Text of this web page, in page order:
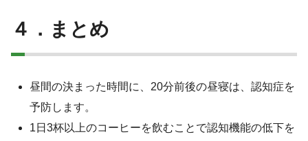
４．まとめ
昼間の決まった時間に、20分前後の昼寝は、認知症を
予防します。
1日3杯以上のコーヒーを飲むことで認知機能の低下を